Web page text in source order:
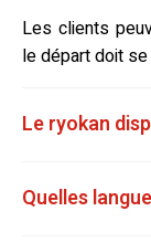
Les clients
le départ doit
Le ryokan
Quelles